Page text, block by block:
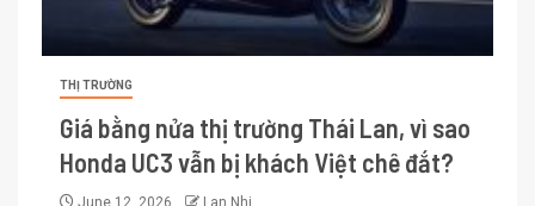
THỊ TRƯỜNG
Giá bằng nửa thị trường Thái Lan, vì sao
Honda UC3 vẫn bị khách Việt chê đắt?
June 12, 2026 Lan Nhi